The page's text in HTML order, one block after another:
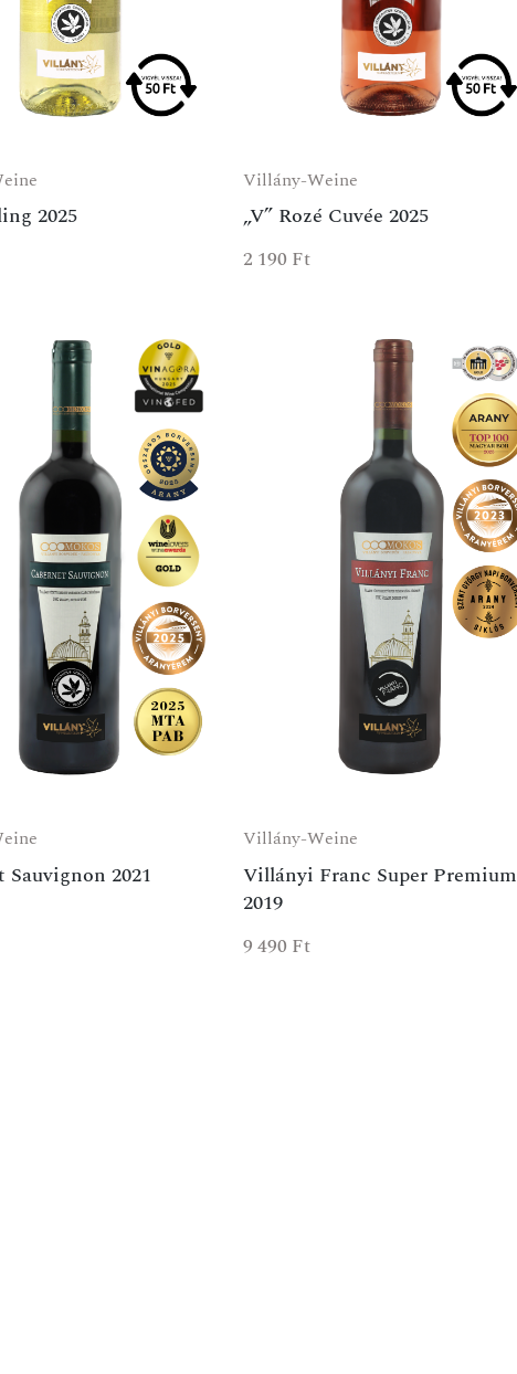
2025
Villány-Weine
„V” Rozé Cuvée 2025
2 190 Ft
Sauvignon 2021
Villány-Weine
Villányi Franc Super Premium
2019
9 490 Ft